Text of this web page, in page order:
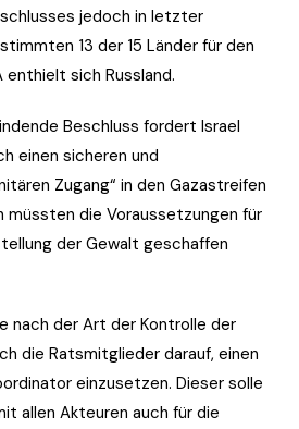
jedoch in letzter
13 der 15 Länder für den
enthielt sich Russland.
Beschluss fordert Israel
einen sicheren und
Zugang“ in den Gazastreifen
müssten die Voraussetzungen für
der Gewalt geschaffen
nach der Art der Kontrolle der
die Ratsmitglieder darauf, einen
einzusetzen. Dieser solle
allen Akteuren auch für die